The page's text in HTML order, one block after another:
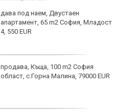
дава под наем, Двустаен
апартамент, 65 m2 София, Младост
4, 550 EUR
продава, Къща, 100 m2 София
област, с.Горна Малина, 79000 EUR